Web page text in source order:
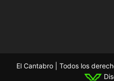
El Cantabro | Todos los